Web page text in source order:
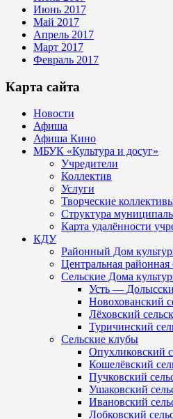
Июнь 2017
Май 2017
Апрель 2017
Март 2017
Февраль 2017
Карта сайта
Новости
Афиша
Афиша Кино
МБУК «Культура и досуг»
Учредители
Коллектив
Услуги
Творческие
Структура
Карта удалённости
КДУ
Районный Дом
Центральная районная
Сельские Дома
Усть —
Новохованский
Лёховский
Туричинский
Сельские клубы
Опухликовский
Кошелёвский
Пучковский
Ушаковский
Ивановский
Лобковский